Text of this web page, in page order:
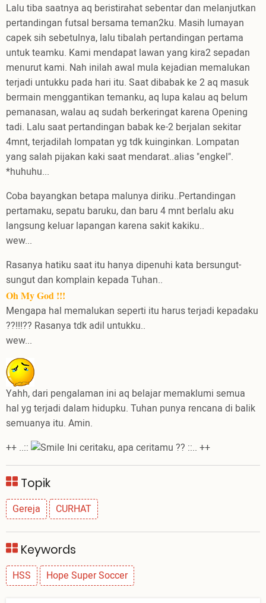
Lalu tiba saatnya aq beristirahat sebentar dan melanjutkan
pertandingan futsal bersama teman2ku. Masih lumayan
capek sih sebetulnya, lalu tibalah pertandingan pertama
untuk teamku. Kami mendapat lawan yang kira2 sepadan
menurut kami. Nah inilah awal mula kejadian memalukan
terjadi untukku pada hari itu. Saat dibabak ke 2 aq masuk
bermain menggantikan temanku, aq lupa kalau aq belum
pemanasan, walau aq sudah berkeringat karena Opening
tadi. Lalu saat pertandingan babak ke-2 berjalan sekitar
4mnt, terjadilah lompatan yg tdk kuinginkan. Lompatan
yang salah pijakan kaki saat mendarat..alias "engkel".
*huhuhu...
Coba bayangkan betapa malunya diriku..Pertandingan
pertamaku, sepatu baruku, dan baru 4 mnt berlalu aku
langsung keluar lapangan karena sakit kakiku..
wew...
Rasanya hatiku saat itu hanya dipenuhi kata bersungut-
sungut dan komplain kepada Tuhan..
Oh My God !!!
Mengapa hal memalukan seperti itu harus terjadi kepadaku
??!!!?? Rasanya tdk adil untukku..
wew...
Yahh, dari pengalaman ini aq belajar memaklumi semua
hal yg terjadi dalam hidupku. Tuhan punya rencana di balik
semuanya itu. Amin.
++ ..::
Ini ceritaku, apa ceritamu ?? ::.. ++
Topik
Gereja CURHAT
Keywords
HSS Hope Super Soccer